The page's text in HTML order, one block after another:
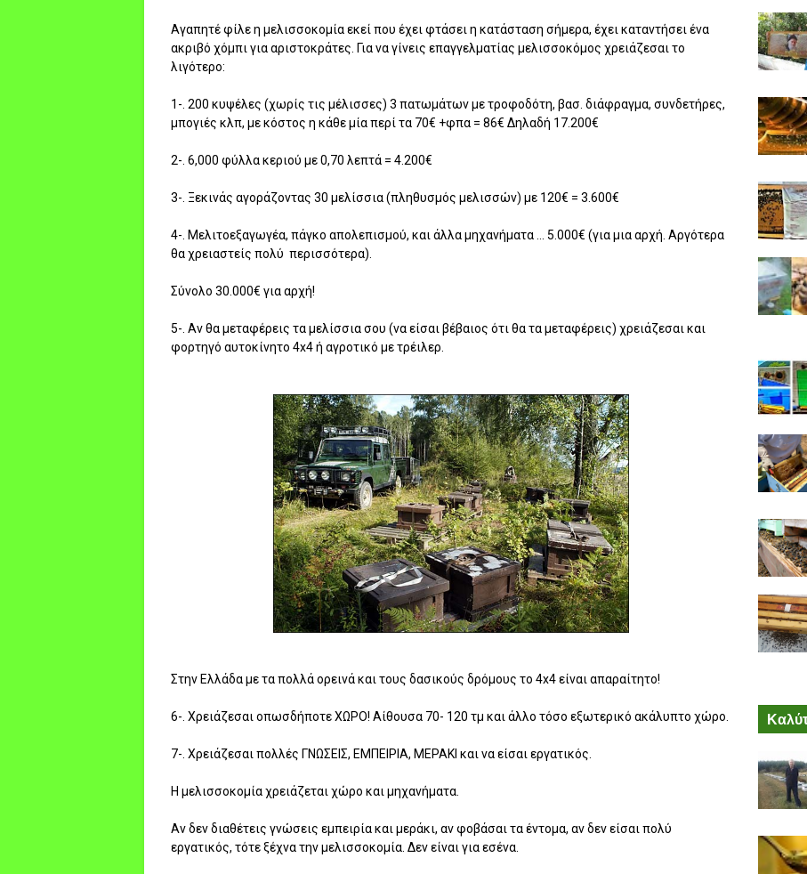
Αγαπητέ φίλε η μελισσοκομία εκεί που έχει φτάσει η κατάσταση σήμερα, έχει καταντήσει ένα
ακριβό χόμπι για αριστοκράτες. Για να γίνεις επαγγελματίας μελισσοκόμος χρειάζεσαι το
λιγότερο:
1-. 200 κυψέλες (χωρίς τις μέλισσες) 3 πατωμάτων με τροφοδότη, βασ. διάφραγμα, συνδετήρες,
μπογιές κλπ, με κόστος η κάθε μία περί τα 70€ +φπα = 86€ Δηλαδή 17.200€
2-. 6,000 φύλλα κεριού με 0,70 λεπτά = 4.200€
3-. Ξεκινάς αγοράζοντας 30 μελίσσια (πληθυσμός μελισσών) με 120€ = 3.600€
4-. Μελιτοεξαγωγέα, πάγκο απολεπισμού, και άλλα μηχανήματα … 5.000€ (για μια αρχή. Αργότερα
θα χρειαστείς πολύ περισσότερα).
Σύνολο 30.000€ για αρχή!
5-. Αν θα μεταφέρεις τα μελίσσια σου (να είσαι βέβαιος ότι θα τα μεταφέρεις) χρειάζεσαι και
φορτηγό αυτοκίνητο 4x4 ή αγροτικό με τρέιλερ.
Στην Ελλάδα με τα πολλά ορεινά και τους δασικούς δρόμους το 4x4 είναι απαραίτητο!
6-. Χρειάζεσαι οπωσδήποτε ΧΩΡΟ! Αίθουσα 70- 120 τμ και άλλο τόσο εξωτερικό ακάλυπτο χώρο.
7-. Χρειάζεσαι πολλές ΓΝΩΣΕΙΣ, ΕΜΠΕΙΡΙΑ, ΜΕΡΑΚΙ και να είσαι εργατικός.
Η μελισσοκομία χρειάζεται χώρο και μηχανήματα.
Αν δεν διαθέτεις γνώσεις εμπειρία και μεράκι, αν φοβάσαι τα έντομα, αν δεν είσαι πολύ
εργατικός, τότε ξέχνα την μελισσοκομία. Δεν είναι για εσένα.